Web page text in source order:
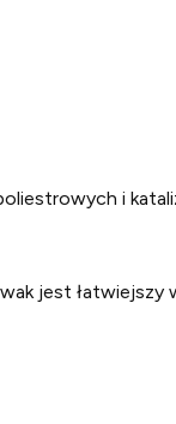
i
jest